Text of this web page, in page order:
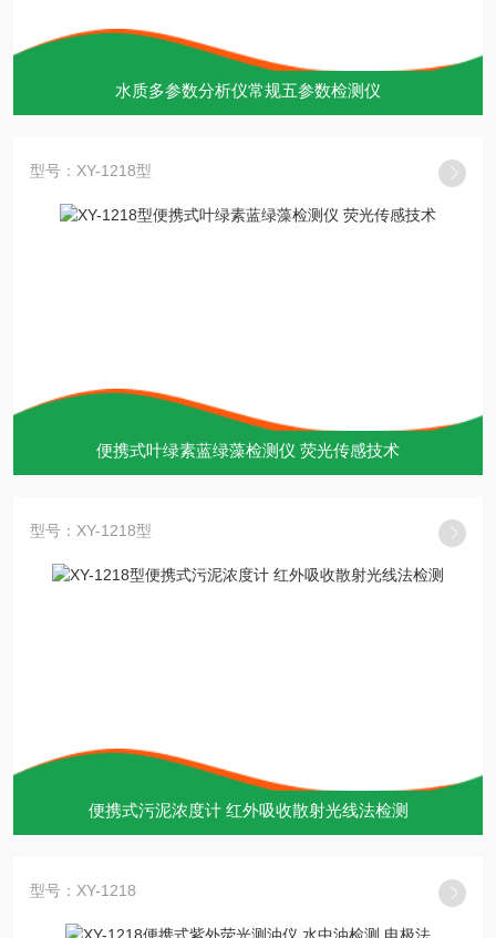
水质多参数分析仪常规五参数检测仪
型号：XY-1218型
便携式叶绿素蓝绿藻检测仪 荧光传感技术
型号：XY-1218型
便携式污泥浓度计 红外吸收散射光线法检测
型号：XY-1218